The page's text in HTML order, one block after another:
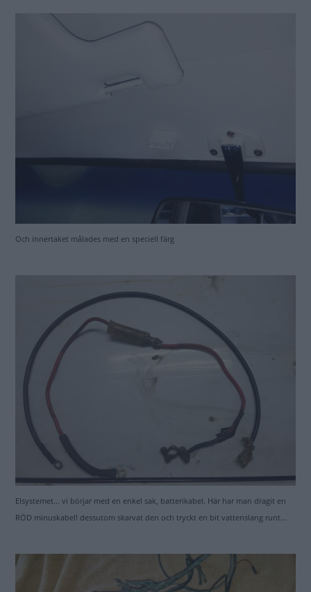
Och innertaket målades med en speciell färg
Elsystemet... vi börjar med en enkel sak, batterikabel. Här har man dragit en
RÖD minuskabel! dessutom skarvat den och tryckt en bit vattenslang runt...